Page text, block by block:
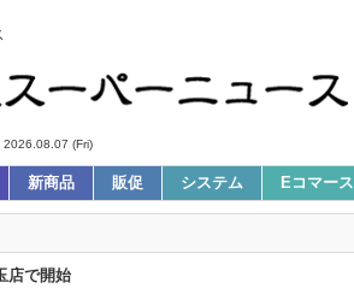
2026.08.07 (Fri)
新商品 販促 システム Eコマース
店で開始